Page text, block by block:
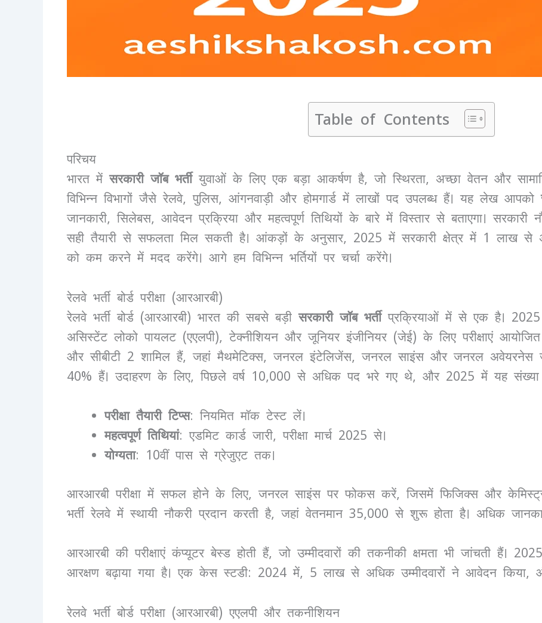
Table of Contents
परिचय
भारत मेंसरकारी जॉब भर्तीयुवाओं के लिए एक बड़ा आकर्षण है, जो स्थिरता, अच्छा वेतन और
विभिन्न विभागों जैसे रेलवे, पुलिस, आंगनवाड़ी और होमगार्ड में लाखों पद उपलब्ध हैं। यह लेख आपको
जानकारी, सिलेबस, आवेदन प्रक्रिया और महत्वपूर्ण तिथियों के बारे में विस्तार से बताएगा। सरकारी
सही तैयारी से सफलता मिल सकती है। आंकड़ों के अनुसार, 2025 में सरकारी क्षेत्र में 1 लाख से
को कम करने में मदद करेंगे। आगे हम विभिन्न भर्तियों पर चर्चा करेंगे।
रेलवे भर्ती बोर्ड परीक्षा (आरआरबी)
रेलवे भर्ती बोर्ड (आरआरबी) भारत की सबसे बड़ीसरकारी जॉब भर्तीप्रक्रियाओं में से एक है। 2025
असिस्टेंट लोको पायलट (एएलपी), टेक्नीशियन और जूनियर इंजीनियर (जेई) के लिए परीक्षाएं आयोजित
और सीबीटी 2 शामिल हैं, जहां मैथमेटिक्स, जनरल इंटेलिजेंस, जनरल साइंस और जनरल अवेयरनेस
40% हैं। उदाहरण के लिए, पिछले वर्ष 10,000 से अधिक पद भरे गए थे, और 2025 में यह संख्या
परीक्षा तैयारी टिप्स: नियमित मॉक टेस्ट लें।
महत्वपूर्ण तिथियां: एडमिट कार्ड जारी, परीक्षा मार्च 2025 से।
योग्यता: 10वीं पास से ग्रेजुएट तक।
आरआरबी परीक्षा में सफल होने के लिए, जनरल साइंस पर फोकस करें, जिसमें फिजिक्स और
भर्ती रेलवे में स्थायी नौकरी प्रदान करती है, जहां वेतनमान 35,000 से शुरू होता है। अधिक
आरआरबी की परीक्षाएं कंप्यूटर बेस्ड होती हैं, जो उम्मीदवारों की तकनीकी क्षमता भी जांचती हैं।
आरक्षण बढ़ाया गया है। एक केस स्टडी: 2024 में, 5 लाख से अधिक उम्मीदवारों ने आवेदन
रेलवे भर्ती बोर्ड परीक्षा (आरआरबी) एएलपी और तकनीशियन